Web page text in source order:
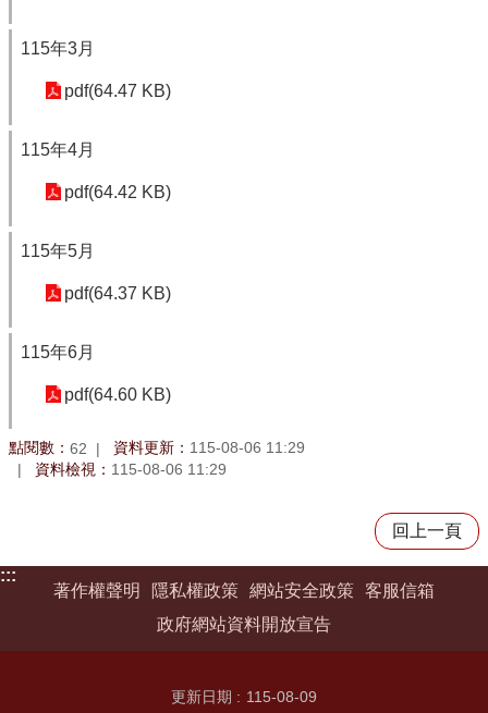
115年3月
pdf(64.47 KB)
115年4月
pdf(64.42 KB)
115年5月
pdf(64.37 KB)
115年6月
pdf(64.60 KB)
點閱數： 62 資料更新： 115-08-06 11:29
資料檢視： 115-08-06 11:29
回上一頁
:::
著作權聲明
隱私權政策 網站安全政策 客服信箱
政府網站資料開放宣告
更新日期 115-08-09